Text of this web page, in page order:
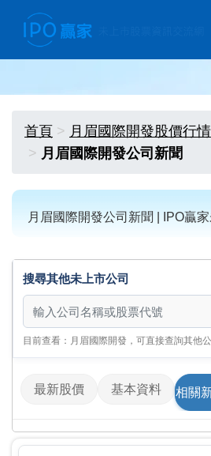
首頁
月眉國際開發股價行情
月眉國際開發公司新聞
月眉國際開發公司新聞 | IPO贏
搜尋其他未上市公司
搜尋其他未上市公司
目前查看：月眉國際開發，可直接查詢其他
最新股價 基本資料 相關